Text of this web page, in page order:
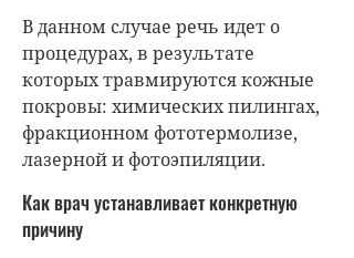
В данном случае речь идет о
процедурах, в результате
которых травмируются кожные
покровы: химических пилингах,
фракционном фототермолизе,
лазерной и фотоэпиляции.
Как врач устанавливает конкретную
причину